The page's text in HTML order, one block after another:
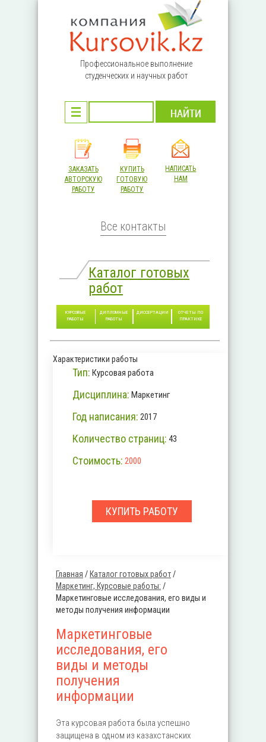
Профессиональное выполнение
студенческих и научных работ
ЗАКАЗАТЬ
АВТОРСКУЮ
РАБОТУ
КУПИТЬ
ГОТОВУЮ
РАБОТУ
НАПИСАТЬ
НАМ
Все контакты
Каталог готовых
работ
КУРСОВЫЕ
РАБОТЫ
ДИПЛОМНЫЕ
РАБОТЫ
ДИССЕРТАЦИИ
ОТЧЕТЫ ПО
ПРАКТИКЕ
Вы здесь
Главная / Каталог готовых работ/
Маркетинг, Курсовые работы: /
Маркетинговые исследования, его виды и
методы получения информации
Маркетинговые
исследования, его
виды и методы
получения
информации
Эта курсовая работа была успешно
защищена в одном из казахстанских
Характеристики работы
Тип: Курсовая работа
Дисциплина: Маркетинг
Год написания: 2017
Количество страниц: 43
Стоимость: 2000
КУПИТЬ РАБОТУ